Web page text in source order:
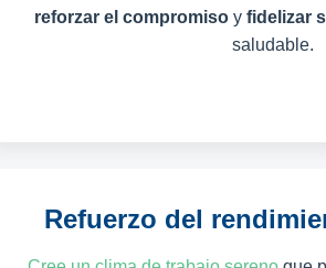
reforzar el compromiso y fidelizar
saludable.
Refuerzo del